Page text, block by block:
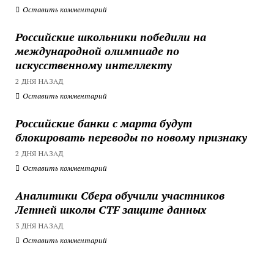
Оставить комментарий
Российские школьники победили на
международной олимпиаде по
искусственному интеллекту
2 ДНЯ НАЗАД
Оставить комментарий
Российские банки с марта будут
блокировать переводы по новому признаку
2 ДНЯ НАЗАД
Оставить комментарий
Аналитики Сбера обучили участников
Летней школы CTF защите данных
3 ДНЯ НАЗАД
Оставить комментарий